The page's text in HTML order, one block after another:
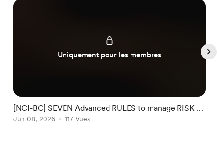
Uniquement pour les membres
[NCI-BC] SEVEN Advanced RULES to manage RISK by
NCI #32
Jun 08, 2026 117 Vues